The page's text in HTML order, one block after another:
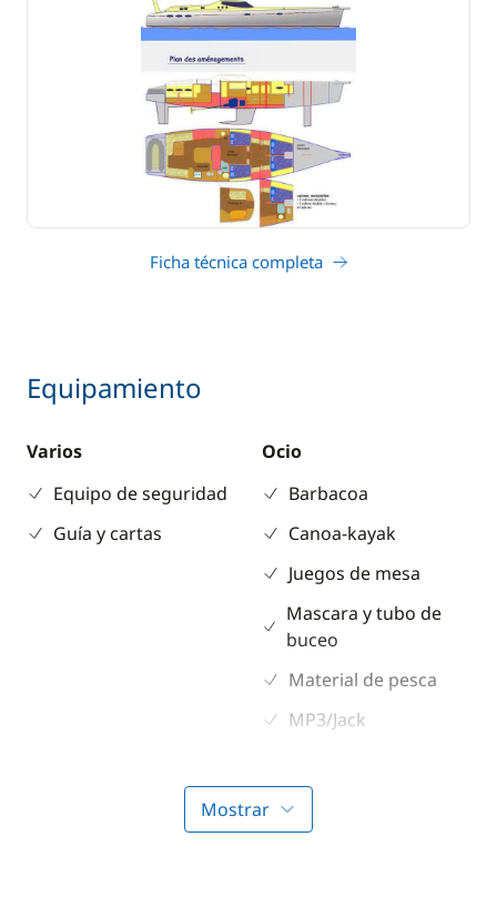
Ficha técnica completa
Equipamiento
Varios
Equipo de seguridad
Guía y cartas
Ocio
Barbacoa
Canoa-kayak
Juegos de mesa
Mascara y tubo de
buceo
Material de pesca
MP3/Jack
Cubierta
Mostrar